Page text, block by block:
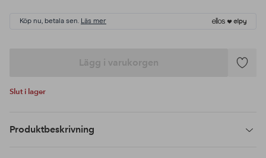
Köp nu, betala sen. Läs mer
Lägg i varukorgen
Lägg
Slut i lager
Produktbeskrivning